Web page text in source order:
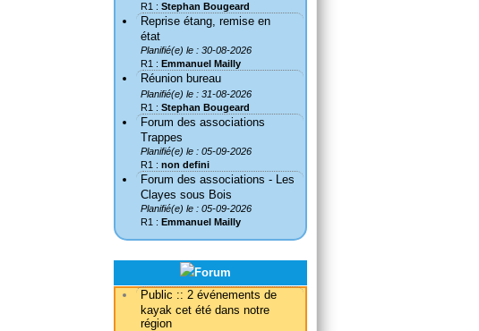
R1 : Stephan Bougeard
Reprise étang, remise en
état
Planifié(e) le : 30-08-2026
R1 : Emmanuel Mailly
Réunion bureau
Planifié(e) le : 31-08-2026
R1 : Stephan Bougeard
Forum des associations
Trappes
Planifié(e) le : 05-09-2026
R1 : non defini
Forum des associations - Les
Clayes sous Bois
Planifié(e) le : 05-09-2026
R1 : Emmanuel Mailly
Public :: 2 événements de
kayak cet été dans notre
région